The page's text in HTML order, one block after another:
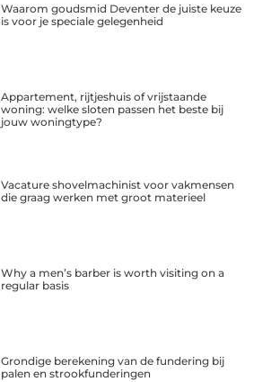
Waarom goudsmid Deventer de juiste keuze
is voor je speciale gelegenheid
Appartement, rijtjeshuis of vrijstaande
woning: welke sloten passen het beste bij
jouw woningtype?
Vacature shovelmachinist voor vakmensen
die graag werken met groot materieel
Why a men’s barber is worth visiting on a
regular basis
Grondige berekening van de fundering bij
palen en strookfunderingen